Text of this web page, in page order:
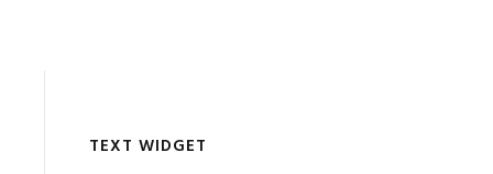
TEXT WIDGET